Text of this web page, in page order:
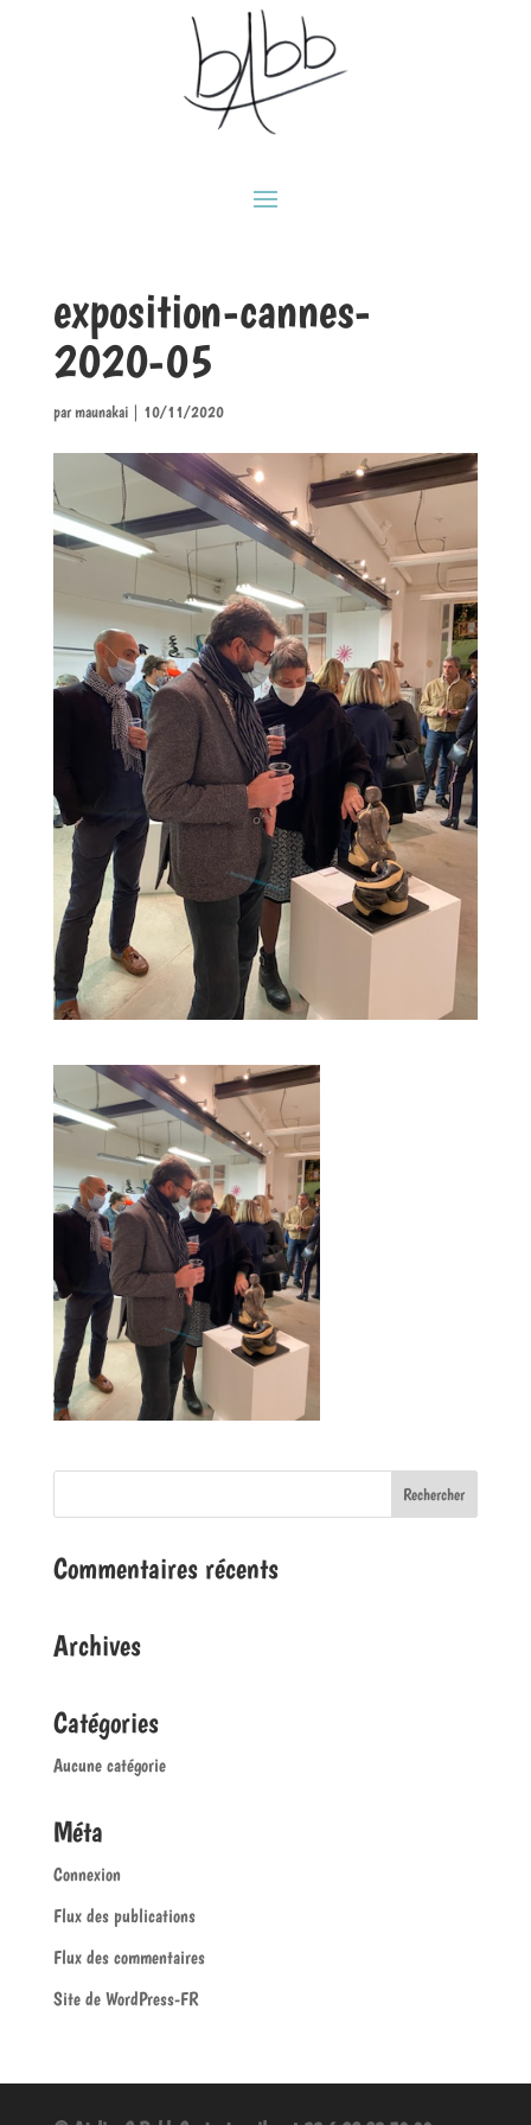
exposition-cannes-
2020-05
par maunakai| 10/11/2020
Commentaires récents
Archives
Catégories
Aucune catégorie
Méta
Connexion
Flux des publications
Flux des commentaires
Site de WordPress-FR